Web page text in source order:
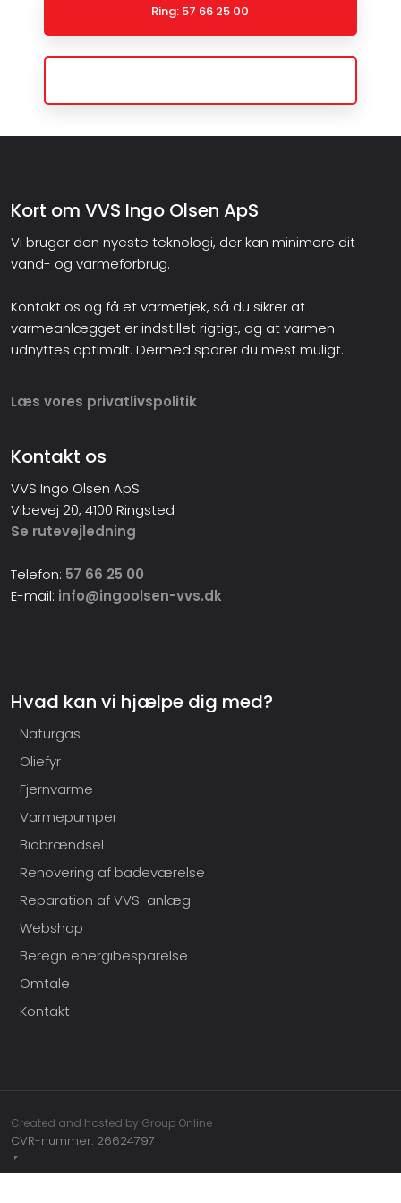
Ring: 57 66 25 00
Kort om VVS Ingo Olsen ApS
Vi bruger den nyeste teknologi, der kan minimere dit
vand- og varmeforbrug.
Kontakt os og få et varmetjek, så du sikrer at
varmeanlægget er indstillet rigtigt, og at varmen
udnyttes optimalt. Dermed sparer du mest muligt.
​Læs vores privatlivspolitik
Kontakt os
VVS Ingo Olsen ApS
​Vibevej 20, 4100 Ringsted
Se rutevejledning
Telefon: 57 66 25 00
E-mail: info@ingoolsen-vvs.dk
Hvad kan vi hjælpe dig med?
Naturgas
Oliefyr
Fjernvarme
Varmepumper
Biobrændsel
Renovering af badeværelse
Reparation af VVS-anlæg
Webshop
Beregn energibesparelse
Omtale
Kontakt
Created and hosted by Group Online
CVR-nummer: 26624797